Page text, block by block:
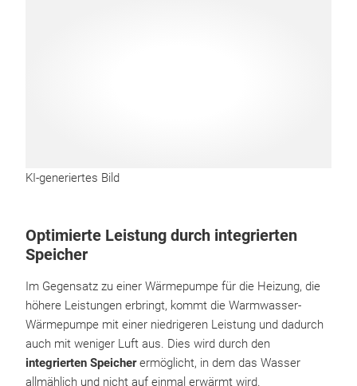
KI-generiertes Bild
Optimierte Leistung durch integrierten
Speicher
Im Gegensatz zu einer Wärmepumpe für die Heizung, die
höhere Leistungen erbringt, kommt die Warmwasser-
Wärmepumpe mit einer niedrigeren Leistung und dadurch
auch mit weniger Luft aus. Dies wird durch den
integrierten Speicherermöglicht, in dem das Wasser
allmählich und nicht auf einmal erwärmt wird.